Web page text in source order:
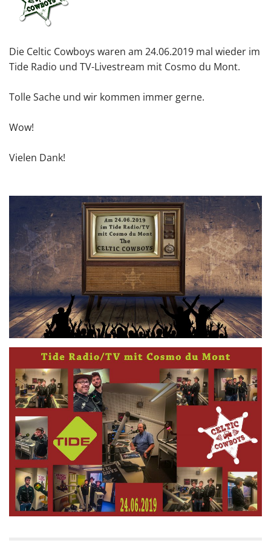
Die Celtic Cowboys waren am 24.06.2019 mal wieder im
Tide Radio und TV-Livestream mit Cosmo du Mont.
Tolle Sache und wir kommen immer gerne.
Wow!
Vielen Dank!